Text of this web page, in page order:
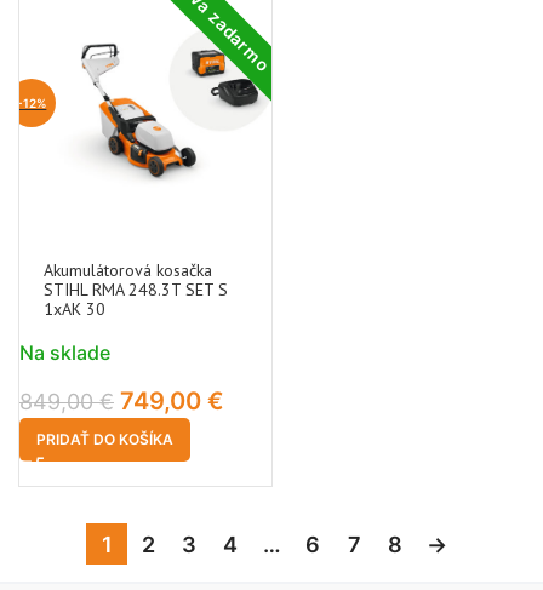
-12%
Akumulátorová kosačka
STIHL RMA 248.3T SET S
1xAK 30
Na sklade
849,00€ 749,00 €
PRIDAŤ DO KOŠÍKA
1 2 3 4 … 6 7 8 →